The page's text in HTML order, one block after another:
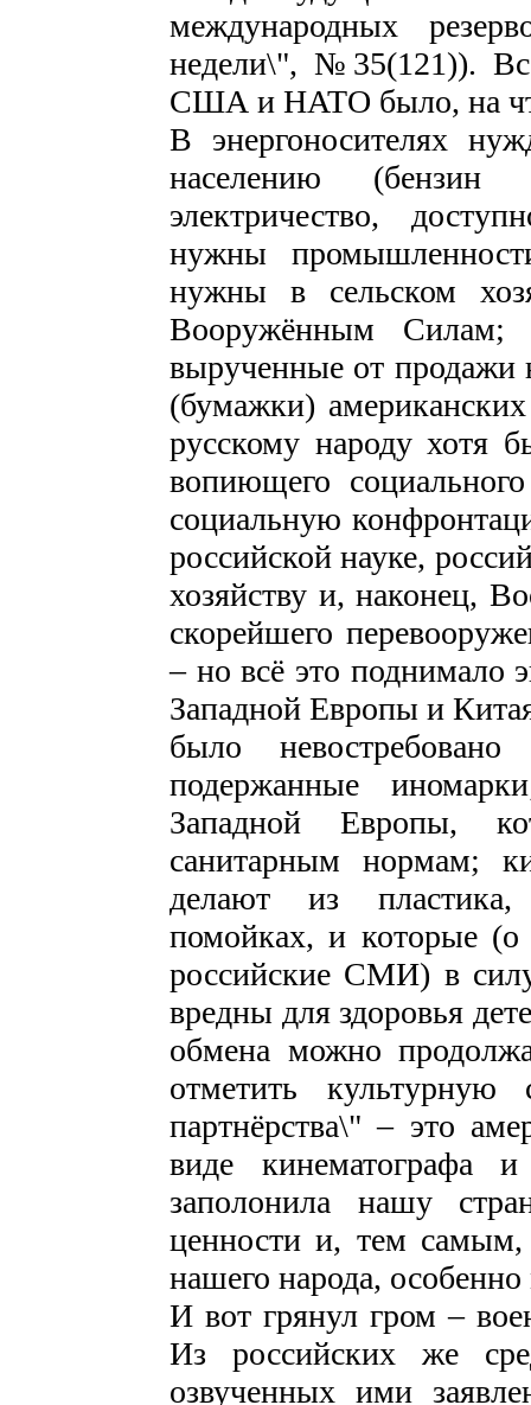
международных
недели\", №35(121)).
США и НАТО было, на
В энергоносителях
населению (бензин
электричество,
нужны
нужны в сельском
Вооружённым
вырученные от продажи
(бумажки)
русскому народу хотя
вопиющего
социальную
российской науке,
хозяйству и, наконец,
скорейшего
– но всё это
Западной Европы и
было
подержанные
Западной Европы,
санитарным нормам;
делают из пластика,
помойках, и которые
российские СМИ) в силу
вредны для здоровья
обмена можно
отметить культурную
партнёрства\" – это
виде кинематографа
заполонила нашу
ценности и, тем самым,
нашего народа,
И вот грянул гром –
Из российских же
озвученных ими